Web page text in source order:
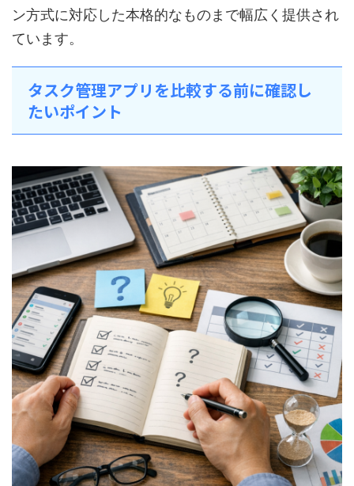
ン方式に対応した本格的なものまで幅広く提供され
ています。
タスク管理アプリを比較する前に確認し
たいポイント